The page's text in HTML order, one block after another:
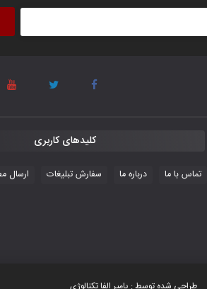
کلیدهای کاربری
تماس با ما درباره ما سفارش تبلیغات ارسال
طراحى شده توسط : پامیر الفا تكنالوژى